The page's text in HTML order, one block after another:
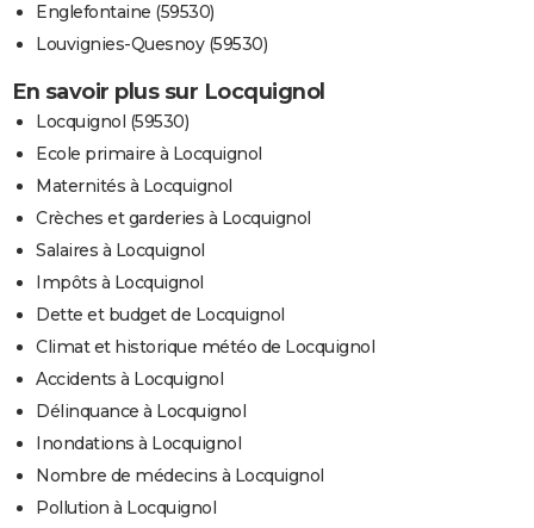
Englefontaine (59530)
Louvignies-Quesnoy (59530)
En savoir plus sur Locquignol
Locquignol (59530)
Ecole primaire à Locquignol
Maternités à Locquignol
Crèches et garderies à Locquignol
Salaires à Locquignol
Impôts à Locquignol
Dette et budget de Locquignol
Climat et historique météo de Locquignol
Accidents à Locquignol
Délinquance à Locquignol
Inondations à Locquignol
Nombre de médecins à Locquignol
Pollution à Locquignol